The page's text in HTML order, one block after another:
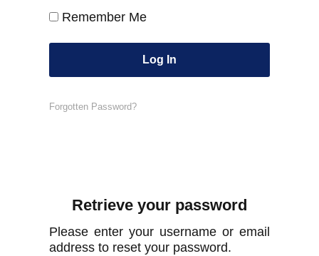
Remember Me
Forgotten Password?
Retrieve your password
Please enter your username or email
address to reset your password.